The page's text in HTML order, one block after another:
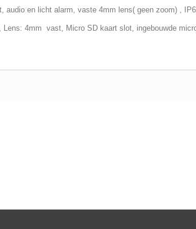
en licht alarm, vaste 4mm lens( geen zoom) ,
4mm vast, Micro SD kaart slot, ingebouwde